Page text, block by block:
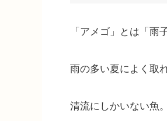
「アメゴ」とは「雨
雨の多い夏によく取
清流にしかいない魚